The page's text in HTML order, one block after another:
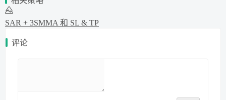
SAR + 3SMMA 和 SL & TP
评论